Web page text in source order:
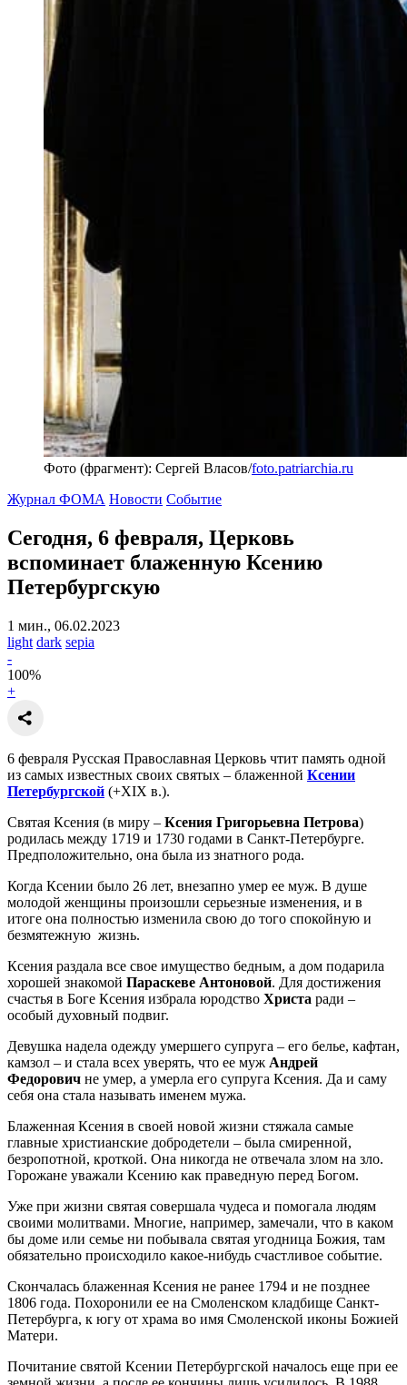
Фото (фрагмент): Сергей Власов/foto.patriarchia.ru
Журнал ФОМА Новости Событие
Сегодня, 6 февраля, Церковь
вспоминает блаженную Ксению
Петербургскую
1 мин., 06.02.2023
light dark sepia
-
100%
+
6 февраля Русская Православная Церковь чтит память одной
из самых известных своих святых – блаженной Ксении
Петербургской (+XIX в.).
Святая Ксения (в миру – Ксения Григорьевна Петрова)
родилась между 1719 и 1730 годами в Санкт-Петербурге.
Предположительно, она была из знатного рода.
Когда Ксении было 26 лет, внезапно умер ее муж. В душе
молодой женщины произошли серьезные изменения, и в
итоге она полностью изменила свою до того спокойную и
безмятежную жизнь.
Ксения раздала все свое имущество бедным, а дом подарила
хорошей знакомой Параскеве Антоновой. Для достижения
счастья в Боге Ксения избрала юродство Христа ради –
особый духовный подвиг.
Девушка надела одежду умершего супруга – его белье, кафтан,
камзол – и стала всех уверять, что ее муж Андрей
Федорович не умер, а умерла его супруга Ксения. Да и саму
себя она стала называть именем мужа.
Блаженная Ксения в своей новой жизни стяжала самые
главные христианские добродетели – была смиренной,
безропотной, кроткой. Она никогда не отвечала злом на зло.
Горожане уважали Ксению как праведную перед Богом.
Уже при жизни святая совершала чудеса и помогала людям
своими молитвами. Многие, например, замечали, что в каком
бы доме или семье ни побывала святая угодница Божия, там
обязательно происходило какое-нибудь счастливое событие.
Скончалась блаженная Ксения не ранее 1794 и не позднее
1806 года. Похоронили ее на Смоленском кладбище Санкт-
Петербурга, к югу от храма во имя Смоленской иконы Божией
Матери.
Почитание святой Ксении Петербургской началось еще при ее